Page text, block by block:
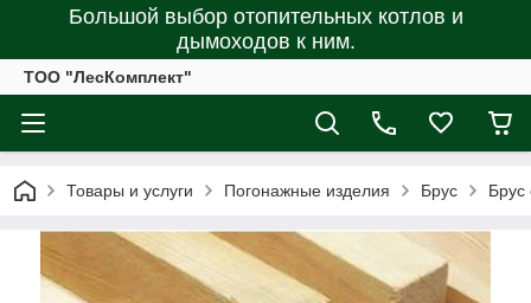
Большой выбор отопительных котлов и
дымоходов к ним.
ТОО "ЛесКомплект"
Товары и услуги Погонажные изделия Брус Брус